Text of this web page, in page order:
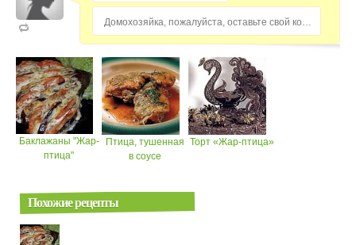
Баклажаны "Жар-
птица"
Птица, тушенная
в соусе
Торт «Жар-птица»
Похожие рецепты